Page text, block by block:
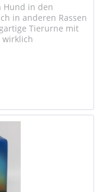
Hund in den
in anderen Rassen
Tierurne mit
wirklich